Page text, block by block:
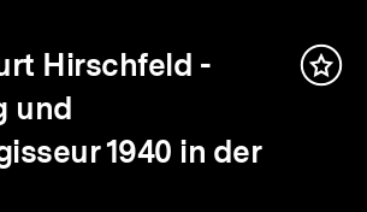
Hirschfeld -
und
1940 in der